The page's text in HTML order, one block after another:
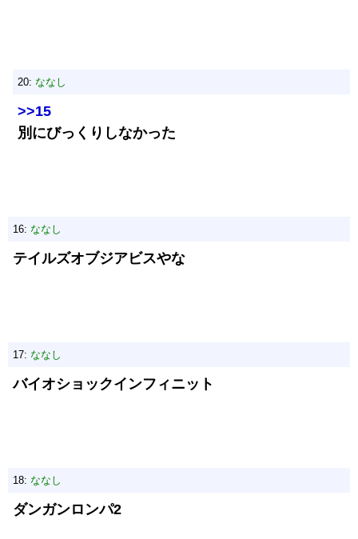
20: ななし
>>15
別にびっくりしなかった
16: ななし
テイルズオブジアビスやな
17: ななし
バイオショックインフィニット
18: ななし
ダンガンロンパ2